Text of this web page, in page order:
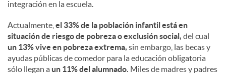
s
integración en la escuela.
Actualmente, el 33% de la población infantil está en
situación de riesgo de pobreza o exclusión social, del cual
un 13% vive en pobreza extrema, sin embargo, las becas y
ayudas públicas de comedor para la educación obligatoria
sólo llegan a un 11% del alumnado. Miles de madres y padres